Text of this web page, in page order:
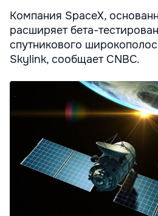
Компания SpaceX,
расширяет бета-
спутникового
Skylink, сообщает CNBC.